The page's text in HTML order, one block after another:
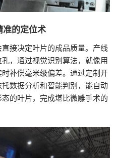
准的定位术
接决定叶片的成品质量。产线
，通过视觉识别算法，就像用
补偿毫米级偏差。通过定制开
数据分析和智能判别，能自动
的叶片，完成堪比微雕手术的